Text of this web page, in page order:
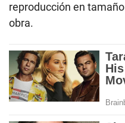
reproducción en
obra.